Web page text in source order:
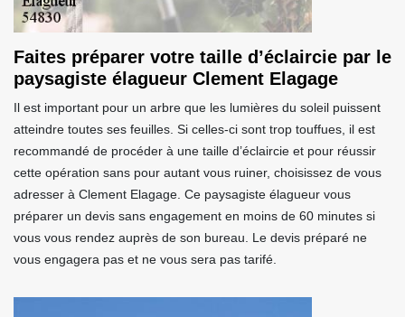
Faites préparer votre taille d’éclaircie par le
paysagiste élagueur Clement Elagage
Il est important pour un arbre que les lumières du soleil puissent
atteindre toutes ses feuilles. Si celles-ci sont trop touffues, il est
recommandé de procéder à une taille d’éclaircie et pour réussir
cette opération sans pour autant vous ruiner, choisissez de vous
adresser à Clement Elagage. Ce paysagiste élagueur vous
préparer un devis sans engagement en moins de 60 minutes si
vous vous rendez auprès de son bureau. Le devis préparé ne
vous engagera pas et ne vous sera pas tarifé.